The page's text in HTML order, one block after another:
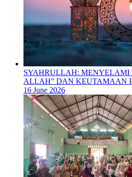
SYAHRULLAH:
ALLAH” DAN KEUTAMAAN
16 June 2026